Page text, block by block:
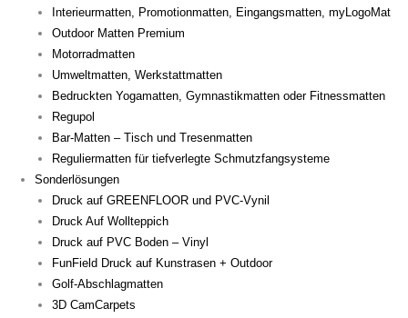
Interieurmatten, Promotionmatten, Eingangsmatten, myLogoMat
Outdoor Matten Premium
Motorradmatten
Umweltmatten, Werkstattmatten
Bedruckten Yogamatten, Gymnastikmatten oder Fitnessmatten
Regupol
Bar-Matten – Tisch und Tresenmatten
Reguliermatten für tiefverlegte Schmutzfangsysteme
Sonderlösungen
Druck auf GREENFLOOR und PVC-Vynil
Druck Auf Wollteppich
Druck auf PVC Boden – Vinyl
FunField Druck auf Kunstrasen + Outdoor
Golf-Abschlagmatten
3D CamCarpets